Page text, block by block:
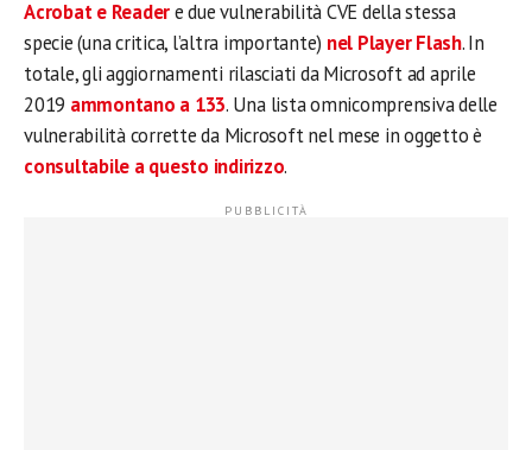
Acrobat e Readere due vulnerabilità CVE della stessa
specie (una critica, l’altra importante) nel Player Flash. In
totale, gli aggiornamenti rilasciati da Microsoft ad aprile
2019 ammontano a 133. Una lista omnicomprensiva delle
vulnerabilità corrette da Microsoft nel mese in oggetto è
consultabile a questo indirizzo.